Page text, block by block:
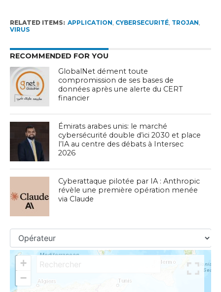
RELATED ITEMS: APPLICATION CYBERSECURITÉ, TROJAN
VIRUS
RECOMMENDED FOR YOU
GlobalNet dément toute
compromission de ses bases de
données après une alerte du CERT
financier
Émirats arabes unis: le marché
cybersécurité double d’ici 2030 et place
l’IA au centre des débats à Intersec
2026
Cyberattaque pilotée par IA : Anthropic
révèle une première opération menée
via Claude